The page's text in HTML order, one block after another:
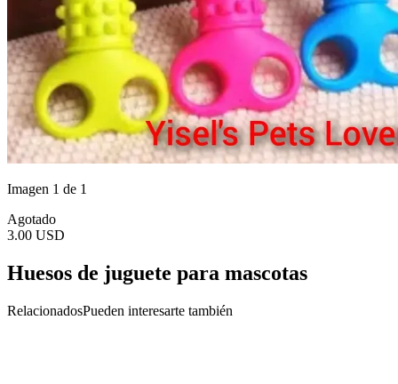
Imagen 1 de 1
Agotado
3.00 USD
Huesos de juguete para mascotas
RelacionadosPueden interesarte también